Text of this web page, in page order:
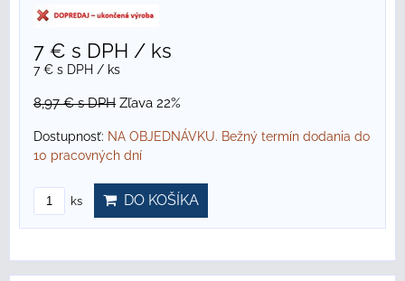
7 € s DPH / ks
7 € s DPH / ks
8,97 €s DPH Zľava 22%
Dostupnosť: NA OBJEDNÁVKU. Bežný termín dodania do
10 pracovných dní
ks DO KOŠÍKA